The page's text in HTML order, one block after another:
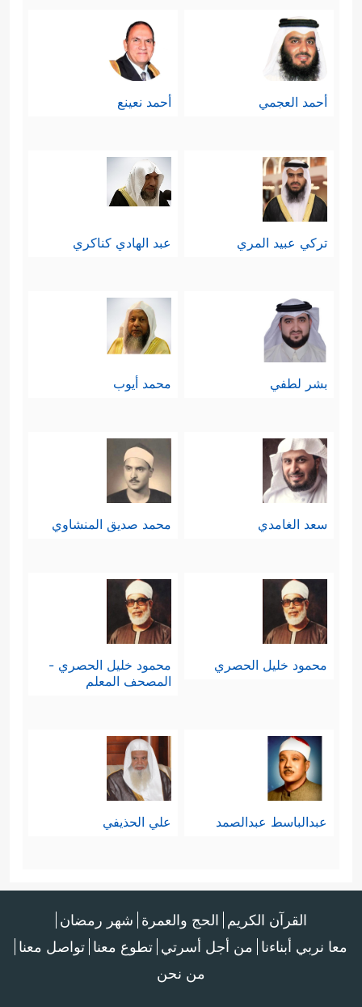
أحمد العجمي أحمد نعينع
تركي عبيد المري عبد الهادي كناكري
بشر لطفي محمد أيوب
سعد الغامدي محمد صديق المنشاوي
محمود خليل الحصري
محمود خليل الحصري -
المصحف المعلم
عبدالباسط عبدالصمد علي الحذيفي
القرآن الكريم الحج والعمرة شهر رمضان
معا نربي أبناءنا من أجل أسرتي تطوع معنا تواصل معنا
من نحن